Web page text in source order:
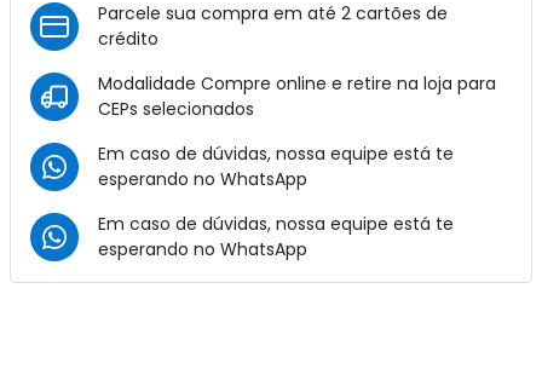
Parcele sua compra em até 2 cartões de
crédito
Modalidade Compre online e retire na loja para
CEPs selecionados
Em caso de dúvidas, nossa equipe está te
esperando no WhatsApp
Em caso de dúvidas, nossa equipe está te
esperando no WhatsApp